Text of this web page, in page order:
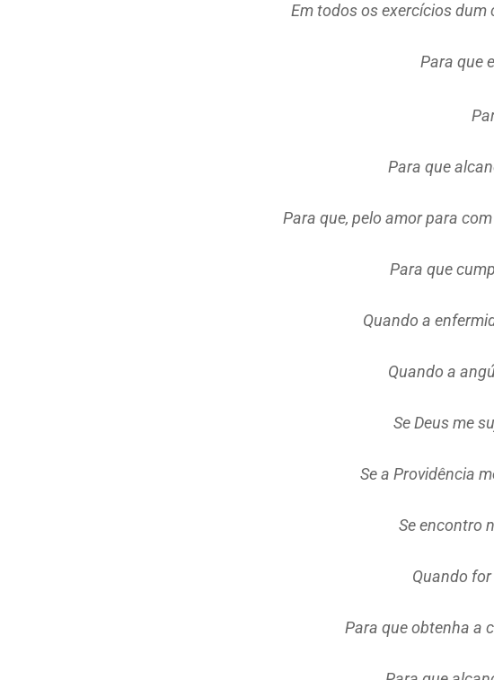
Em todos os exercícios
Para que
Para que
Para que, pelo amor para
Para que
Quando a
Quando a
Se Deus me
Se a Providência
Se encontro
Quando
Para que obtenha a